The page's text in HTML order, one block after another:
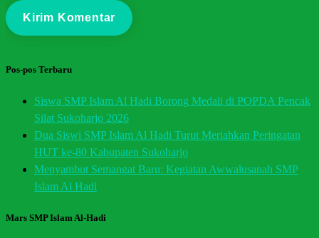
Pos-pos Terbaru
Siswa SMP Islam Al Hadi Borong Medali di POPDA Pencak
Silat Sukoharjo 2026
Dua Siswi SMP Islam Al Hadi Turut Meriahkan Peringatan
HUT ke-80 Kabupaten Sukoharjo
Menyambut Semangat Baru: Kegiatan Awwalusanah SMP
Islam Al Hadi
Mars SMP Islam Al-Hadi